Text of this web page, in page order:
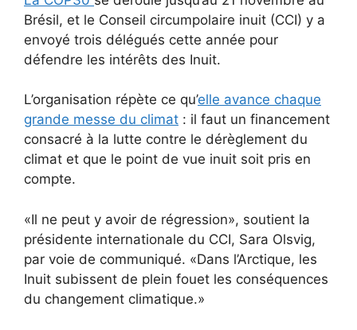
Brésil, et le Conseil circumpolaire inuit (CCI) y a
envoyé trois délégués cette année pour
défendre les intérêts des Inuit.
L’organisation répète ce qu’elle avance chaque
grande messe du climat : il faut un financement
consacré à la lutte contre le dérèglement du
climat et que le point de vue inuit soit pris en
compte.
Il ne peut y avoir de régression , soutient la
présidente internationale du CCI, Sara Olsvig,
par voie de communiqué.
Dans l’Arctique, les
Inuit subissent de plein fouet les conséquences
du changement climatique.